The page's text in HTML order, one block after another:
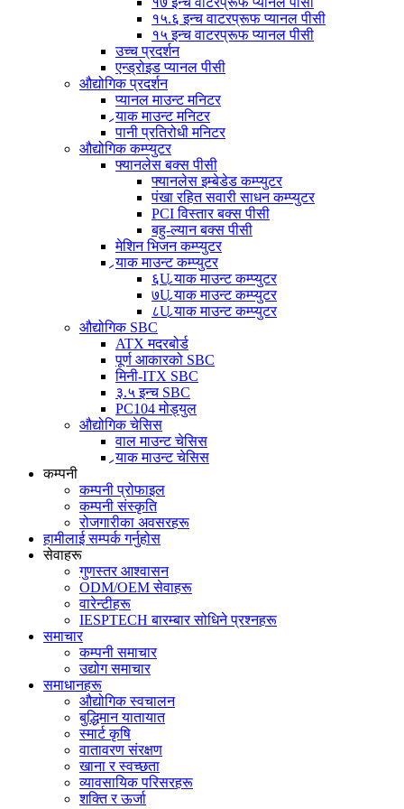
१५.६ इन्च वाटरप्रूफ प्यानल पीसी
१५ इन्च वाटरप्रूफ प्यानल पीसी
उच्च प्रदर्शन
एन्ड्रोइड प्यानल पीसी
औद्योगिक प्रदर्शन
प्यानल माउन्ट मनिटर
र्‍याक माउन्ट मनिटर
पानी प्रतिरोधी मनिटर
औद्योगिक कम्प्युटर
फ्यानलेस बक्स पीसी
फ्यानलेस इम्बेडेड कम्प्युटर
पंखा रहित सवारी साधन कम्प्युटर
PCI विस्तार बक्स पीसी
बहु-ल्यान बक्स पीसी
मेशिन भिजन कम्प्युटर
र्‍याक माउन्ट कम्प्युटर
६U र्‍याक माउन्ट कम्प्युटर
७U र्‍याक माउन्ट कम्प्युटर
८U र्‍याक माउन्ट कम्प्युटर
औद्योगिक SBC
ATX मदरबोर्ड
पूर्ण आकारको SBC
मिनी-ITX SBC
३.५ इन्च SBC
PC104 मोड्युल
औद्योगिक चेसिस
वाल माउन्ट चेसिस
र्‍याक माउन्ट चेसिस
कम्पनी
कम्पनी प्रोफाइल
कम्पनी संस्कृति
रोजगारीका अवसरहरू
हामीलाई सम्पर्क गर्नुहोस
सेवाहरू
गुणस्तर आश्वासन
ODM/OEM सेवाहरू
वारेन्टीहरू
IESPTECH बारम्बार सोधिने प्रश्नहरू
समाचार
कम्पनी समाचार
उद्योग समाचार
समाधानहरू
औद्योगिक स्वचालन
बुद्धिमान यातायात
स्मार्ट कृषि
वातावरण संरक्षण
खाना र स्वच्छता
व्यावसायिक परिसरहरू
शक्ति र ऊर्जा